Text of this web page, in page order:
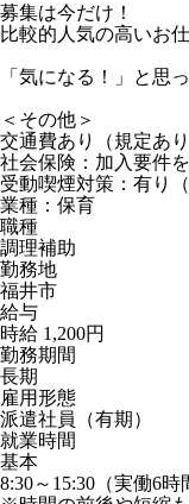
募集は今だけ！
比較的人気の高いお
「気になる！」と思
＜その他＞
交通費あり（規定あり
社会保険：加入要件
受動喫煙対策：有り
業種：保育
職種
調理補助
勤務地
福井市
給与
時給 1,200円
勤務期間
長期
雇用形態
派遣社員（有期）
就業時間
基本
8:30～15:30（実働6時